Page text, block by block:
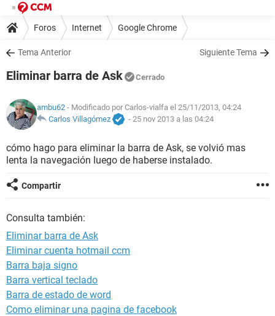
Foros Internet Google Chrome
Tema Anterior Siguiente Tema
Eliminar barra de Ask Cerrado
ambu62 - Modificado por Carlos-vialfa el 25/11/2013, 04:24
Carlos Villagómez
- 25 nov 2013 a las 04:24
cómo hago para eliminar la barra de Ask, se volvió mas
lenta la navegación luego de haberse instalado.
Compartir
Consulta también:
Eliminar barra de Ask
Eliminar cuenta hotmail ccm
Barra baja signo
Barra vertical teclado
Barra de estado de word
Como eliminar una pagina de facebook